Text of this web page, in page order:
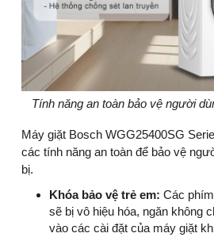
Tính năng an toàn bảo vệ người
Máy giặt Bosch WGG25400SG
các tính năng an toàn để bảo vệ
bị.
Khóa bảo vệ trẻ em: Các
sẽ bị vô hiệu hóa, ngăn không
vào các cài đặt của máy giặt